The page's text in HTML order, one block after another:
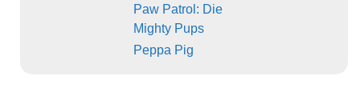
Paw Patrol: Die
Mighty Pups
Peppa Pig